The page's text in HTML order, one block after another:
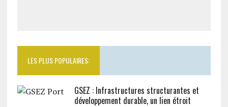
LES PLUS POPULAIRES:
GSEZ : Infrastructures structurantes et
développement durable, un lien étroit